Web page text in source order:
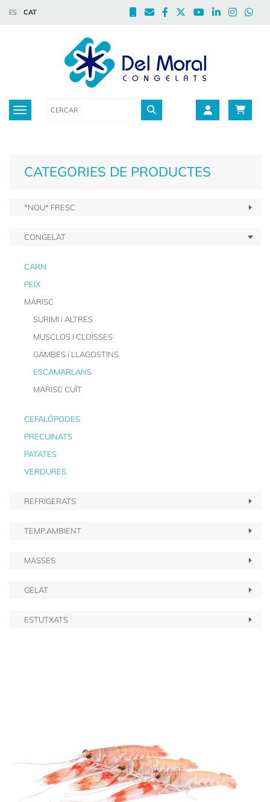
ES CAT
Toggle navigation
CATEGORIES DE PRODUCTES
*NOU* FRESC
CONGELAT
CARN
PEIX
MARISC
SURIMI i ALTRES
MUSCLOS I CLOÏSSES
GAMBES i LLAGOSTINS
ESCAMARLANS
MARISC CUÏT
CEFALÓPODES
PRECUINATS
PATATES
VERDURES
REFRIGERATS
TEMP.AMBIENT
MASSES
GELAT
ESTUTXATS